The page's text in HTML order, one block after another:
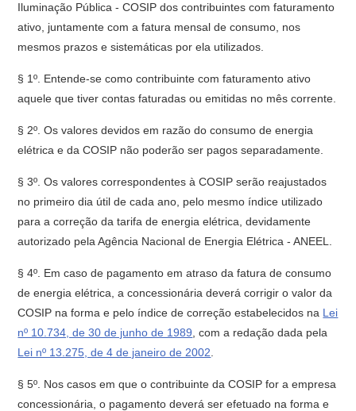
Iluminação Pública - COSIP dos contribuintes com faturamento
ativo, juntamente com a fatura mensal de consumo, nos
mesmos prazos e sistemáticas por ela utilizados.
§ 1º. Entende-se como contribuinte com faturamento ativo
aquele que tiver contas faturadas ou emitidas no mês corrente.
§ 2º. Os valores devidos em razão do consumo de energia
elétrica e da COSIP não poderão ser pagos separadamente.
§ 3º. Os valores correspondentes à COSIP serão reajustados
no primeiro dia útil de cada ano, pelo mesmo índice utilizado
para a correção da tarifa de energia elétrica, devidamente
autorizado pela Agência Nacional de Energia Elétrica - ANEEL.
§ 4º. Em caso de pagamento em atraso da fatura de consumo
de energia elétrica, a concessionária deverá corrigir o valor da
COSIP na forma e pelo índice de correção estabelecidos na Lei
nº 10.734, de 30 de junho de 1989 , com a redação dada pela
Lei nº 13.275, de 4 de janeiro de 2002
§ 5º. Nos casos em que o contribuinte da COSIP for a empresa
concessionária, o pagamento deverá ser efetuado na forma e